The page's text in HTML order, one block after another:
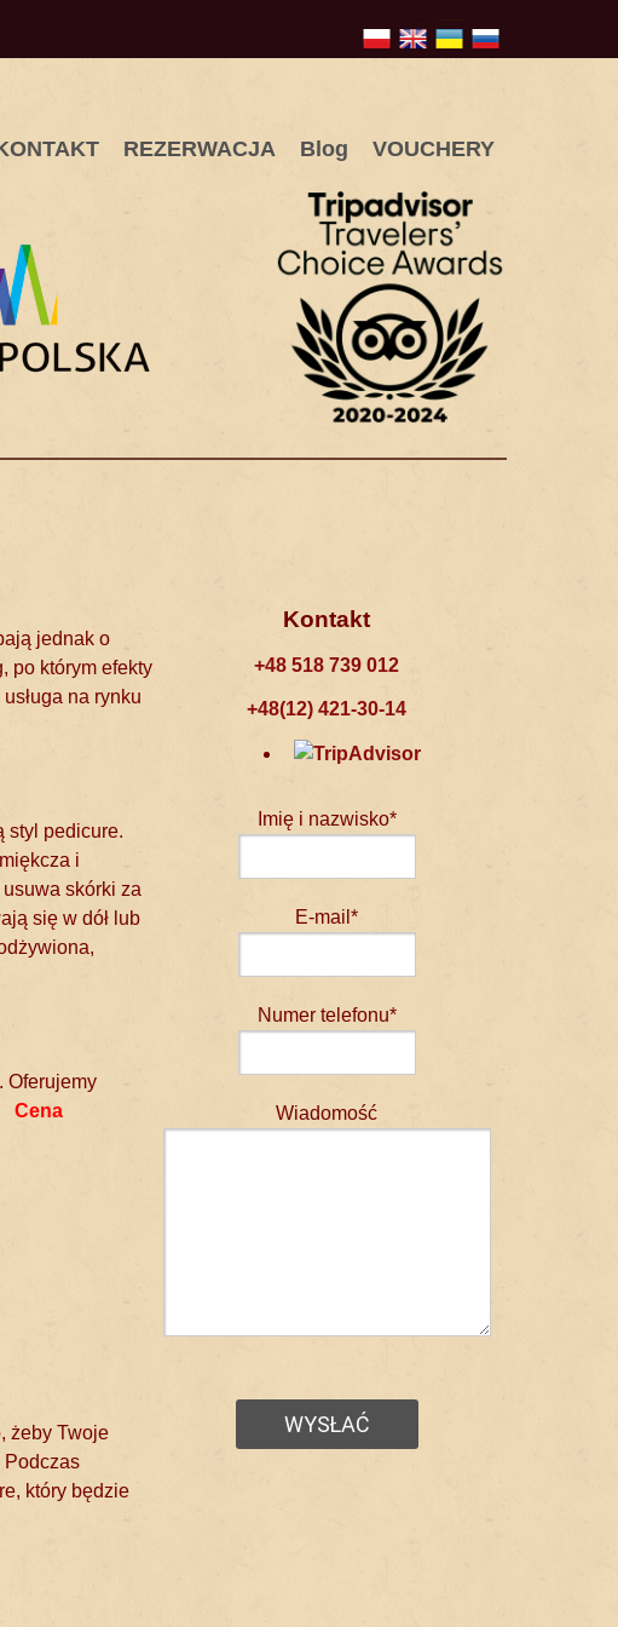
REZERWACJA Blog VOUCHERY
jednak o
po którym efekty
na rynku
styl pedicure.
i
skórki za
się w dół lub
Oferujemy
Cena
żeby Twoje
Podczas
który będzie
Kontakt
+48 518 739 012
+48(12) 421-30-14
Imię i nazwisko*
E-mail*
Numer telefonu*
Wiadomość